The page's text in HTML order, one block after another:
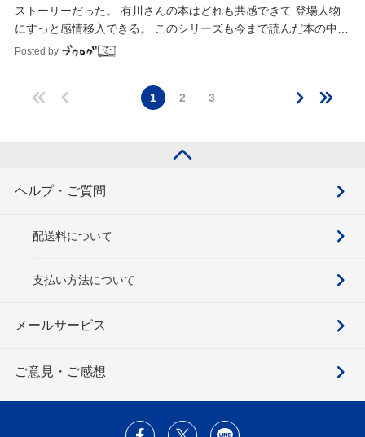
ストーリーだった。 有川さんの本はどれも共感できて 登場人物
にすっと感情移入できる。 このシリーズも今まで読んだ本の中で
大切な1冊になった。
Posted by
1 2 3
ヘルプ・ご質問
配送料について
支払い方法について
メールサービス
ご意見・ご感想